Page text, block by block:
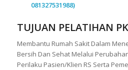
081327531988)
TUJUAN PELATIHAN
Membantu Rumah Sakit Dalam
Bersih Dan Sehat Melalui
Perilaku Pasien/Klien RS Serta